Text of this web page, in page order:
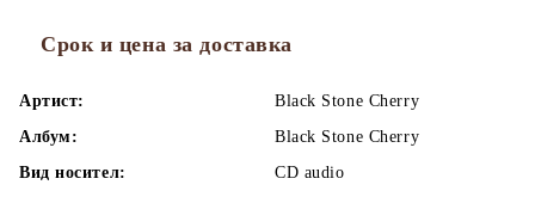
Срок и цена за доставка
Артист:
Black Stone Cherry
Албум:
Black Stone Cherry
Вид носител:
CD audio